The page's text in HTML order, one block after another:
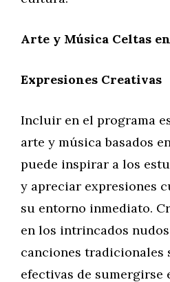
Arte y Música Celtas
Expresiones Creativas
Incluir en el programa
arte y música basados
puede inspirar a los
y apreciar expresiones
su entorno inmediato.
en los intrincados
canciones tradicionales
efectivas de sumergirse